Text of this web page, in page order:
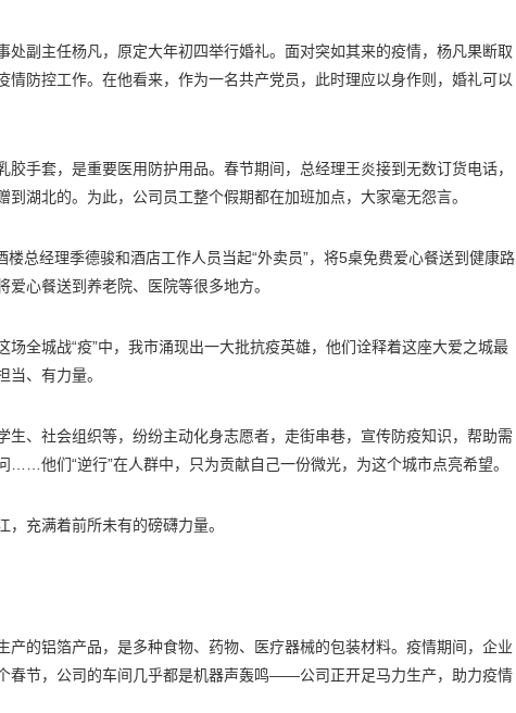
处副主任杨凡，原定大年初四举行婚礼。面对突如其来的疫情，杨凡果断取
情防控工作。在他看来，作为一名共产党员，此时理应以身作则，婚礼可以
胶手套，是重要医用防护用品。春节期间，总经理王炎接到无数订货电话，
到湖北的。为此，公司员工整个假期都在加班加点，大家毫无怨言。
楼总经理季德骏和酒店工作人员当起“外卖员”，将5桌免费爱心餐送到健康路
心餐送到养老院、医院等很多地方。
场全城战“疫”中，我市涌现出一大批抗疫英雄，他们诠释着这座大爱之城最
当、有力量。
生、社会组织等，纷纷主动化身志愿者，走街串巷，宣传防疫知识，帮助需
……他们“逆行”在人群中，只为贡献自己一份微光，为这个城市点亮希望。
，充满着前所未有的磅礴力量。
产的铝箔产品，是多种食物、药物、医疗器械的包装材料。疫情期间，企业
春节，公司的车间几乎都是机器声轰鸣——公司正开足马力生产，助力疫情